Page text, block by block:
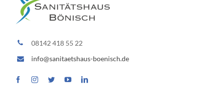
08142 418 55 22
info@sanitaetshaus-boenisch.de